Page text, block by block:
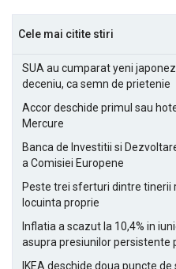
Cele mai citite stiri
SUA au cumparat yeni
deceniu, ca semn de prietenie
Accor deschide primul sau
Mercure
Banca de Investitii si
a Comisiei Europene
Peste trei sferturi dintre tinerii
locuinta proprie
Inflatia a scazut la 10,4% in
asupra presiunilor persistente
IKEA deschide doua puncte